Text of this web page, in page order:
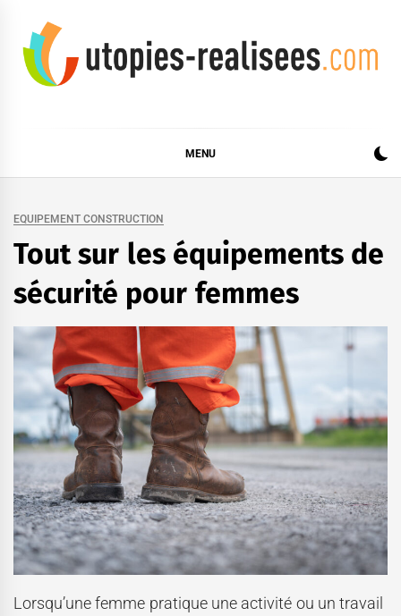
content
MENU
EQUIPEMENT CONSTRUCTION
Tout sur les équipements de
sécurité pour femmes
Lorsqu’une femme pratique une activité ou un travail